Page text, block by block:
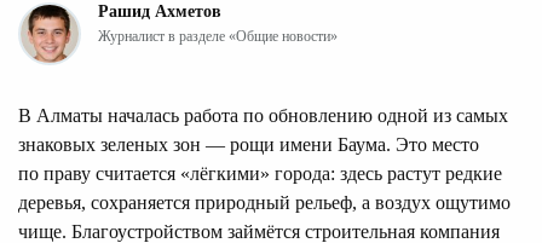
Рашид Ахметов
Журналист в разделе «Общие новости»
В Алматы началась работа по обновлению одной из самых
знаковых зеленых зон — рощи имени Баума. Это место
по праву считается «лёгкими» города: здесь растут редкие
деревья, сохраняется природный рельеф, а воздух ощутимо
чище. Благоустройством займётся строительная компания